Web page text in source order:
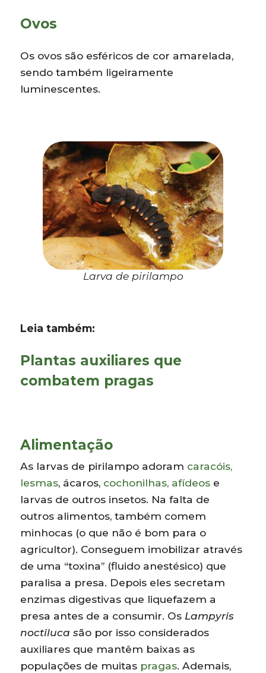
Ovos
Os ovos são esféricos de cor amarelada,
sendo também ligeiramente
luminescentes.
Larva de pirilampo
Leia também:
Plantas auxiliares que
combatem pragas
Alimentação
As larvas de pirilampo adoram caracóis,
lesmas, ácaros, cochonilhas, afídeos e
larvas de outros insetos. Na falta de
outros alimentos, também comem
minhocas (o que não é bom para o
agricultor). Conseguem imobilizar através
de uma “toxina” (fluido anestésico) que
paralisa a presa. Depois eles secretam
enzimas digestivas que liquefazem a
presa antes de a consumir. Os Lampyris
noctiluca são por isso considerados
auxiliares que mantêm baixas as
populações de muitas pragas. Ademais,